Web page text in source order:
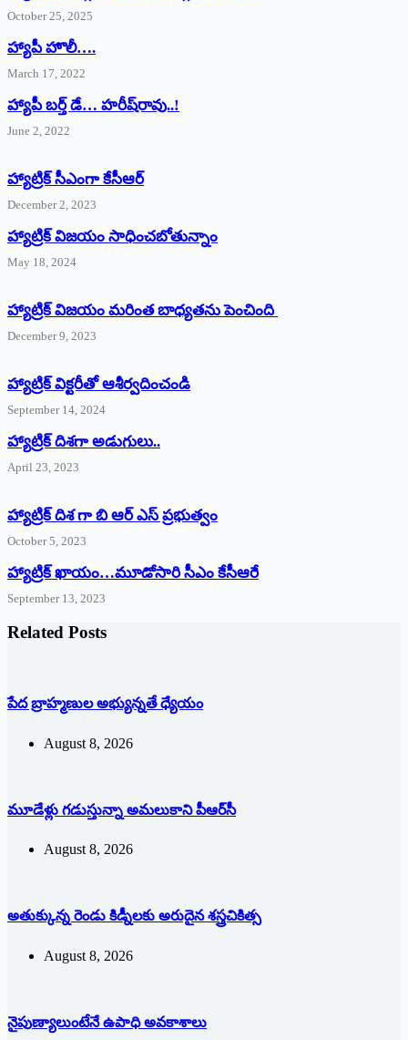
October 25, 2025
హ్యాపీ హొలీ….
March 17, 2022
హ్యాపీ బర్త్ ‌డే… హరీష్‌రావు..!
June 2, 2022
హ్యాట్రిక్‌ ‌సీఎంగా కేసీఆర్‌
December 2, 2023
హ్యాట్రిక్‌ విజయం సాధించబోతున్నాం
May 18, 2024
హ్యాట్రిక్ విజయం మరింత బాధ్యతను పెంచింది
December 9, 2023
హ్యాట్రిక్‌ ‌విక్టరీతో ఆశీర్వదించండి
September 14, 2024
‌హ్యాట్రిక్‌ ‌దిశగా అడుగులు..
April 23, 2023
హ్యాట్రిక్ దిశ గా బి ఆర్ ఎస్ ప్రభుత్వం
October 5, 2023
హ్యాట్రిక్‌ ‌ఖాయం…మూడోసారి సీఎం కేసీఆరే
September 13, 2023
Related Posts
పేద బ్రాహ్మణుల అభ్యున్నతే ధ్యేయం
August 8, 2026
మూడేళ్లు గ‌డుస్తున్నా అమ‌లుకాని పీఆర్‌సీ
August 8, 2026
అతుక్కున్న రెండు కిడ్నీలకు అరుదైన శస్త్రచికిత్స
August 8, 2026
నైపుణ్యాలుంటేనే ఉపాధి అవకాశాలు